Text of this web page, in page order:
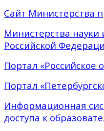
Сайт Министерства
Министерства
Российской
Портал «Российское
Портал
Информационная
доступа к